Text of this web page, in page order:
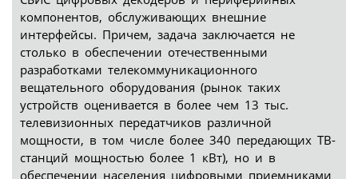
компонентов, обслуживающих внешние
интерфейсы. Причем, задача заключается не
столько в обеспечении отечественными
разработками телекоммуникационного
вещательного оборудования (рынок таких
устройств оценивается в более чем 13 тыс.
телевизионных передатчиков различной
мощности, в том числе более 340 передающих ТВ-
станций мощностью более 1 кВт), но и в
обеспечении населения цифровыми приемниками